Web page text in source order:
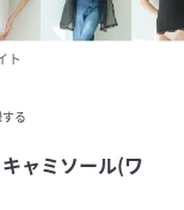
ト
る
ャミソール(ワ